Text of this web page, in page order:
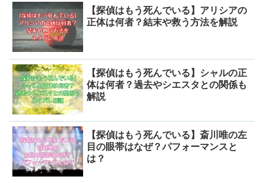
【探偵はもう死んでいる】アリシアの
正体は何者？結末や救う方法を解説
【探偵はもう死んでいる】シャルの正
体は何者？過去やシエスタとの関係も
解説
【探偵はもう死んでいる】斎川唯の左
目の眼帯はなぜ？パフォーマンスと
は？